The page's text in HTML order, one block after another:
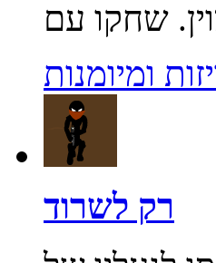
ומיומנות
רק לשרוד